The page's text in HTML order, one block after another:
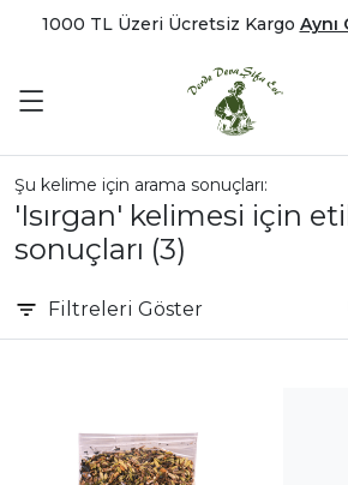
1000 TL Üzeri Ücretsiz Kargo Aynı
Şu kelime için arama sonuçları:
'Isırgan' kelimesi için
sonuçları (3)
Filtreleri Göster